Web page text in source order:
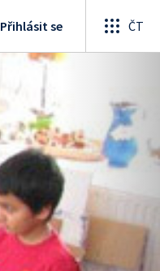
Přihlásit se ČT